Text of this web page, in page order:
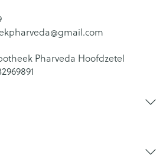
gmail.com
Pharveda Hoofdzetel